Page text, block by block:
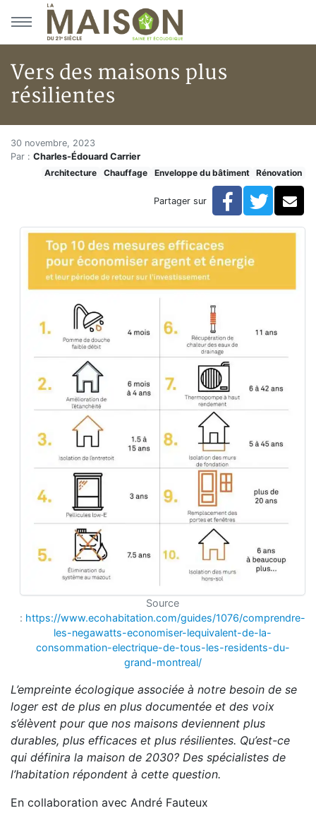
Aller au menu principal
Aller au contenu principal
Vers des maisons plus
résilientes
Accueil
Articles
Actualités
Vers des maisons plus résilientes
Vers des maisons plus
30 novembre, 2023
Par : Charles-Édouard Carrier
Architecture
Chauffage Enveloppe du bâtiment Rénovation
Partager sur Facebook
Source
: https://www.ecohabitation.com/guides/1076/comprendre-
les-negawatts-economiser-lequivalent-de-la-
consommation-electrique-de-tous-les-residents-du-
grand-montreal/
L’empreinte écologique associée à notre besoin de se
loger est de plus en plus documentée et des voix
s’élèvent pour que nos maisons deviennent plus
durables, plus efficaces et plus résilientes. Qu’est-ce
qui définira la maison de 2030? Des spécialistes de
l’habitation répondent à cette question.
En collaboration avec André Fauteux